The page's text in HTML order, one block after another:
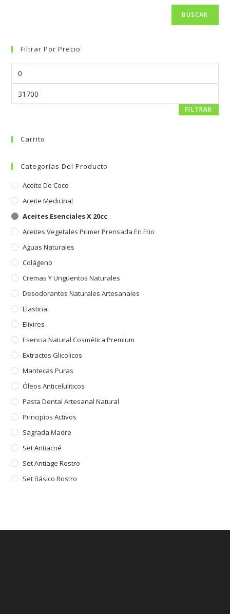
BUSCAR
Filtrar Por Precio
FILTRAR
Carrito
Categorías Del Producto
Aceite De Coco
Aceite Medicinal
Aceites Esenciales X 20cc
Aceites Vegetales Primer Prensada En Frio
Aguas Naturales
Colágeno
Cremas Y Ungüentos Naturales
Desodorantes Naturales Artesanales
Elastina
Elixires
Esencia Natural Cosmética Premium
Extractos Glicolicos
Mantecas Puras
Óleos Anticeluliticos
Pasta Dental Artesanal Natural
Principios Activos
Sagrada Madre
Set Antiacné
Set Antiage Rostro
Set Básico Rostro